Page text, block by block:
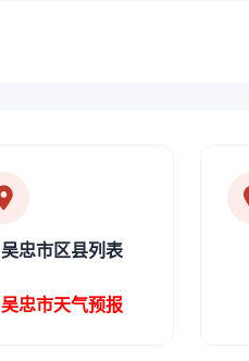
吴忠市区县列表
吴忠市天气预报